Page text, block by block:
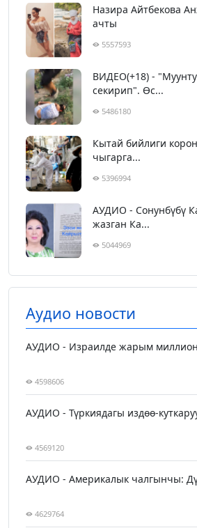
Назира Айтбекова
ачты
5557593
ВИДЕО(+18) -
секирип". Өс...
5486180
Кытай бийлиги
чыгарга...
5396994
АУДИО - Сонунбүбү
жазган Ка...
5044969
Аудио новости
АУДИО - Израилде жарым
4598606
АУДИО - Түркиядагы издөө-
4569120
АУДИО - Америкалык чалгынчы:
4629764